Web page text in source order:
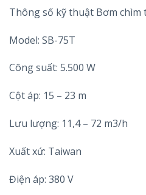
Thông số kỹ thuật Bơm chìm
Model: SB-75T
Công suất: 5.500 W
Cột áp: 15 – 23 m
Lưu lượng: 11,4 – 72 m3/h
Xuất xứ: Taiwan
Điện áp: 380 V